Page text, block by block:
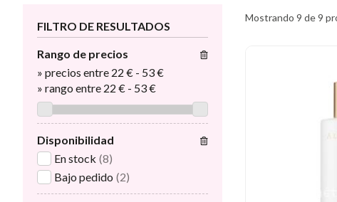
Mostrando 9 de 9
FILTRO DE RESULTADOS
Rango de precios
» precios entre 22 € - 53 €
» rango entre 22 € - 53€
Disponibilidad
En stock (8)
Bajo pedido (2)